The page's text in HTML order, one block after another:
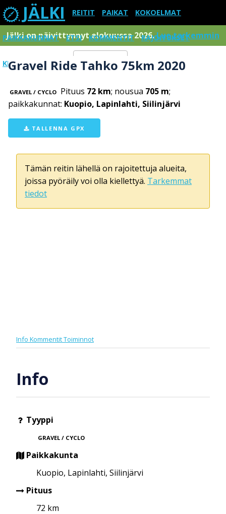
JÄLKI REITIT PAIKAT KOKOELMAT
PAIKKAKUNNAT ETSI KOMMENTIT RAJOITUKSET
KIRJAUDU SISÄÄN Menu
Jälki on päivittynnyt elokuussa 2026.Lue tarkemmin
Gravel Ride Tahko 75km 2020
GRAVEL / CYCLO Pituus 72 km; nousua 705 m;
paikkakunnat: Kuopio, Lapinlahti, Siilinjärvi
TALLENNA GPX
Tämän reitin lähellä on rajoitettuja alueita,
joissa pyöräily voi olla kiellettyä. Tarkemmat
tiedot
Info KommentitToiminnot
Info
Tyyppi
GRAVEL / CYCLO
Paikkakunta
Kuopio, Lapinlahti, Siilinjärvi
Pituus
72 km